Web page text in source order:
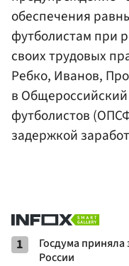
обеспечения
футболистам при
своих трудовых
Ребко, Иванов,
в
футболистов
задержкой
1
Госдума приняла
России